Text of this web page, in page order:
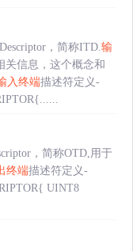
，简称ITD. 输
关信息，这个概念和
入终端描述符定义-
，简称OTD,用于
终端描述符定义-
UINT8